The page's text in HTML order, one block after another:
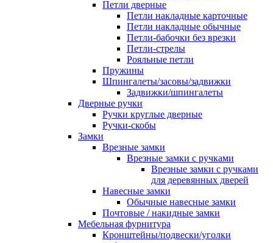
Петли дверные
Петли накладные карточные
Петли накладные обычные
Петли-бабочки без врезки
Петли-стрелы
Рояльные петли
Пружины
Шпингалеты/засовы/задвижки
Задвижки/шпингалеты
Дверные ручки
Ручки круглые дверные
Ручки-скобы
Замки
Врезные замки
Врезные замки с ручками
Врезные замки с ручками
для деревянных дверей
Навесные замки
Обычные навесные замки
Почтовые / накидные замки
Мебельная фурнитура
Кронштейны/подвески/уголки